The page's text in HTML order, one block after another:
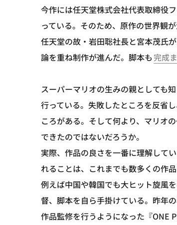
今作には任天堂株式会社代表取締役
っている。そのため、原作の世界観
任天堂の故・岩田聡社長と宮本茂氏
論を重ね制作が進んだ。脚本も 完成
スーパーマリオの生みの親としても
行っている。失敗したところを反省
ころがある。そして何より、マリオ
できたのではないだろうか。
実際、作品の良さを一番に理解して
れることは、これまでも数多くの作
例えば中国や韓国でも大ヒット旋風
督、脚本を自ら手掛けている。昨年
作品監修を行うようになった『ONE